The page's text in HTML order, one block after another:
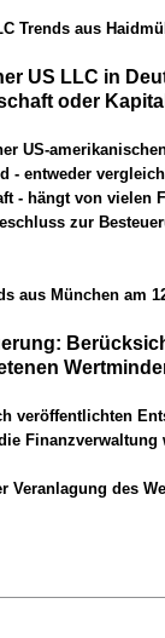
Trends aus
US LLC in
oder
US-
- entweder
- hängt von vielen
zur
(LLC)
die Organisation
in das deutsche
aus München am
veröffentlichten
Veranlagung des
fiktiven